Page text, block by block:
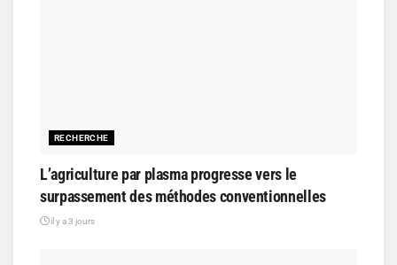
RECHERCHE
L’agriculture par plasma progresse vers le
surpassement des méthodes conventionnelles
il y a 3 jours